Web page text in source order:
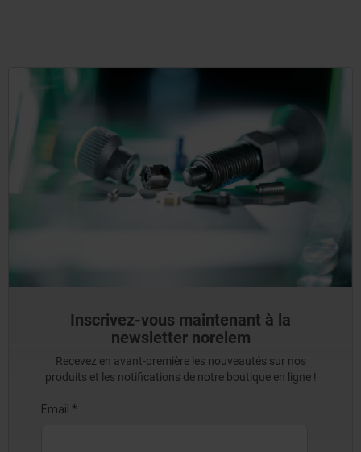
Inscrivez-vous maintenant à la
newsletter norelem
Recevez en avant-première les nouveautés sur nos
produits et les notifications de notre boutique en ligne !